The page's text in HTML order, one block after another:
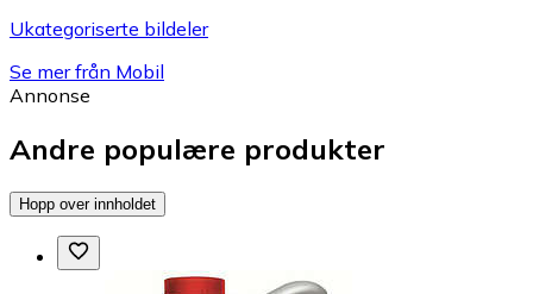
Ukategoriserte bildeler
Se mer från Mobil
Annonse
Andre populære produkter
Hopp over innholdet